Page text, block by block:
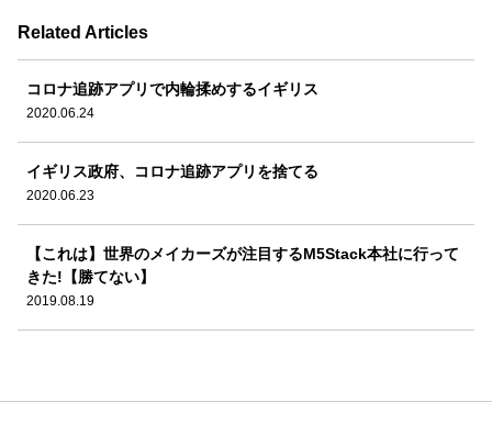
Related Articles
コロナ追跡アプリで内輪揉めするイギリス
2020.06.24
イギリス政府、コロナ追跡アプリを捨てる
2020.06.23
【これは】世界のメイカーズが注目するM5Stack本社に行って
きた!【勝てない】
2019.08.19